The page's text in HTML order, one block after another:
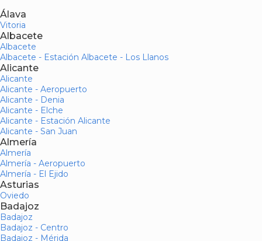
Álava
Vitoria
Albacete
Albacete
Albacete - Estación Albacete - Los Llanos
Alicante
Alicante
Alicante - Aeropuerto
Alicante - Denia
Alicante - Elche
Alicante - Estación Alicante
Alicante - San Juan
Almería
Almería
Almería - Aeropuerto
Almería - El Ejido
Asturias
Oviedo
Badajoz
Badajoz
Badajoz - Centro
Badajoz - Mérida